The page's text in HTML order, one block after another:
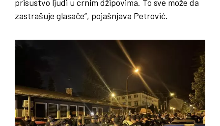
prisustvo ljudi u crnim džipovima. To sve može da
zastrašuje glasače”, pojašnjava Petrović.